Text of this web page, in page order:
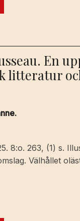
En
litteratur
8:o. 263, (1) s.
Välhållet